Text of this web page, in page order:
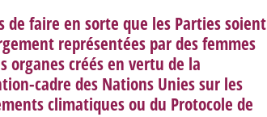
de faire en sorte que les Parties soient
représentées par des femmes
organes créés en vertu de la
cadre des Nations Unies sur les
climatiques ou du Protocole de